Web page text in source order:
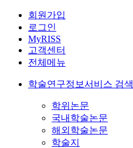
회원가입
로그인
MyRISS
고객센터
전체메뉴
학술연구정보서비스 검색
학위논문
국내학술논문
해외학술논문
학술지